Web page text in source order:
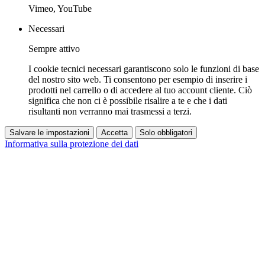
Vimeo, YouTube
Necessari
Sempre attivo
I cookie tecnici necessari garantiscono solo le funzioni di base
del nostro sito web. Ti consentono per esempio di inserire i
prodotti nel carrello o di accedere al tuo account cliente. Ciò
significa che non ci è possibile risalire a te e che i dati
risultanti non verranno mai trasmessi a terzi.
Salvare le impostazioni Accetta Solo obbligatori
Informativa sulla protezione dei dati